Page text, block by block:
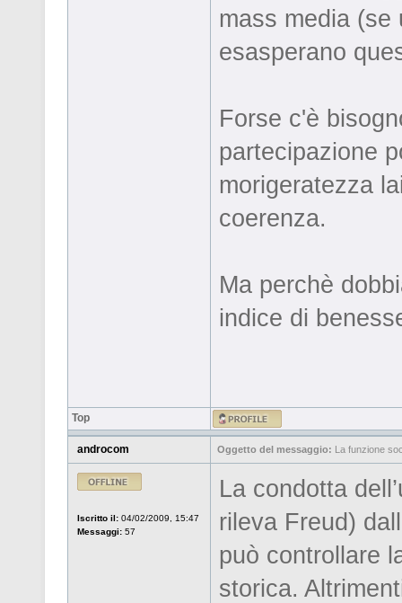
mass media (se
esasperano
Forse c'è
partecipazione
morigeratezza
coerenza.
Ma perchè
indice di
Top
androcom Oggetto del messaggio: La funzione
Iscritto il: 04/02/2009, 15:47
Messaggi: 57
La condotta
rileva Freud)
può controllare
storica.